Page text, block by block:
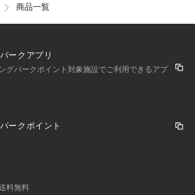
商品一覧
ークアプリ
グパークポイント対象施設でご利用できるアプ
ークポイント
料無料